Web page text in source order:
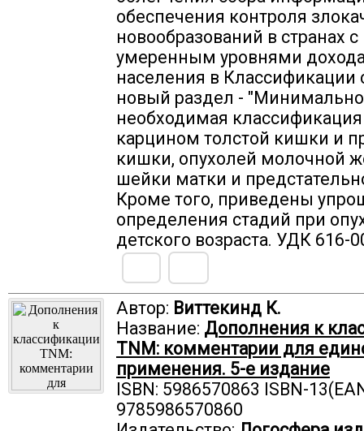
обеспечения контроля
новообразований в странах
умеренным уровнями
населения в Классификации
новый раздел - "Минимально
необходимая
карцином толстой кишки и
кишки, опухолей молочной
шейки матки и
Кроме того, приведены
определения стадий при
детского возраста. УДК 616-
Автор: Виттекинд К.
Название: Дополнения к
TNM: комментарии для
применения. 5-е издание
ISBN: 5986570863 ISBN-
9785986570860